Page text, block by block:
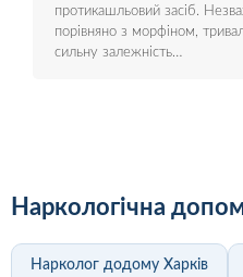
протикашльовий засіб.
порівняно з морфіном,
сильну залежність…
Наркологічна
Нарколог додому Харків